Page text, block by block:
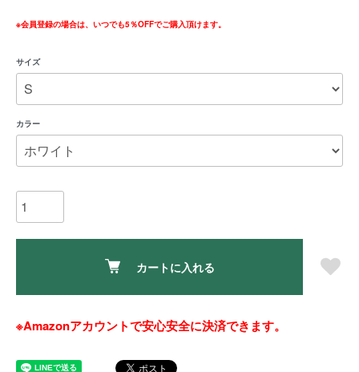
※会員登録の場合は、いつでも5％OFFでご購入頂けます。
サイズ
カラー
カートに入れる
※Amazonアカウントで安心安全に決済できます。